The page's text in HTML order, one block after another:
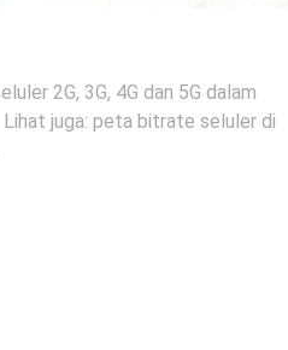
2G, 3G, 4G dan 5G dalam
juga: peta bitrate seluler di